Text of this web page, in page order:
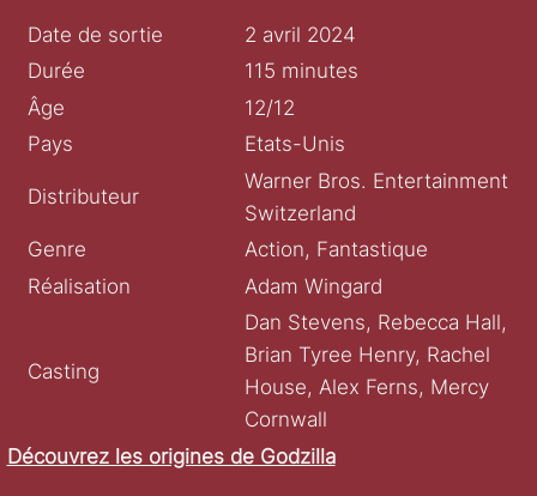
Date de sortie
2 avril 2024
Durée
115 minutes
Âge
12/12
Pays
Etats-Unis
Distributeur
Warner Bros. Entertainment
Switzerland
Genre
Action, Fantastique
Réalisation
Adam Wingard
Casting
Dan Stevens, Rebecca Hall,
Brian Tyree Henry, Rachel
House, Alex Ferns, Mercy
Cornwall
Découvrez les origines de Godzilla